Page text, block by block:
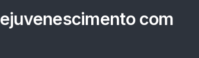
com